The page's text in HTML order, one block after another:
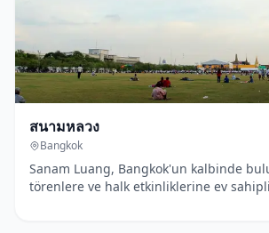
สนามหลวง
Bangkok
Sanam Luang, Bangkok'un kalbinde
törenlere ve halk etkinliklerine ev